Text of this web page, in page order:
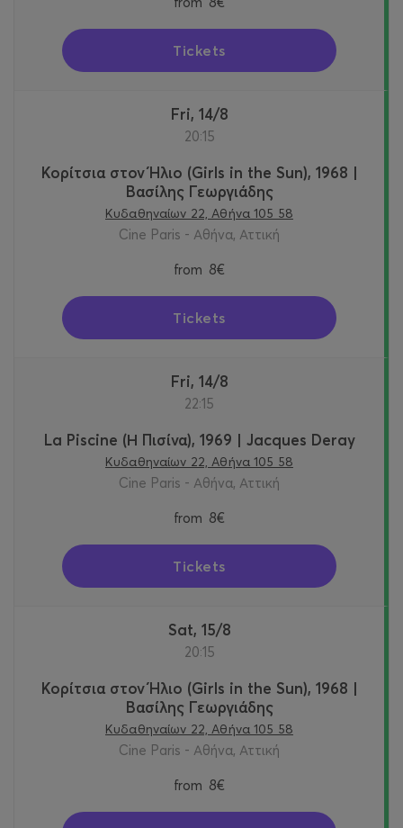
Tickets
Fri, 14/8
20:15
Κορίτσια στον Ήλιο (Girls in the Sun), 1968 |
Βασίλης Γεωργιάδης
Κυδαθηναίων 22, Αθήνα 105 58
Cine Paris - Αθήνα, Αττική
from 8€
Tickets
Fri, 14/8
22:15
La Piscine (Η Πισίνα), 1969 | Jacques Deray
Κυδαθηναίων 22, Αθήνα 105 58
Cine Paris - Αθήνα, Αττική
from 8€
Tickets
Sat, 15/8
20:15
Κορίτσια στον Ήλιο (Girls in the Sun), 1968 |
Βασίλης Γεωργιάδης
Κυδαθηναίων 22, Αθήνα 105 58
Cine Paris - Αθήνα, Αττική
from 8€